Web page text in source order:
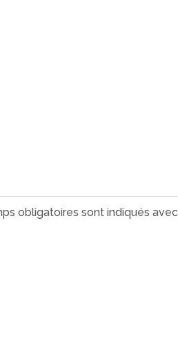
obligatoires sont indiqués avec